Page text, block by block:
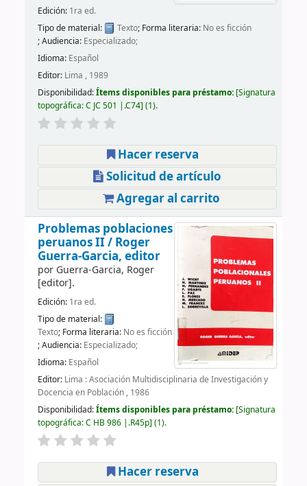
Edición: 1ra ed.
Tipo de material:
Texto; Forma literaria: No es ficción
; Audiencia: Especializado;
Idioma: Español
Editor: Lima , 1989
Disponibilidad:Ítems disponibles para préstamo: Signatura
topográfica:C JC 501 |.C74 (1).
Hacer reserva
Solicitud de artículo
Agregar al carrito
Problemas poblaciones
peruanos II / Roger
Guerra-Garcia, editor
por Guerra-Garcia, Roger
[editor].
Edición: 1ra ed.
Tipo de material:
Texto; Forma literaria: No es ficción
; Audiencia: Especializado;
Idioma: Español
Editor: Lima : Asociación Multidisciplinaria de Investigación y
Docencia en Población , 1986
Disponibilidad:Ítems disponibles para préstamo: Signatura
topográfica:C HB 986 |.R45p (1).
Hacer reserva